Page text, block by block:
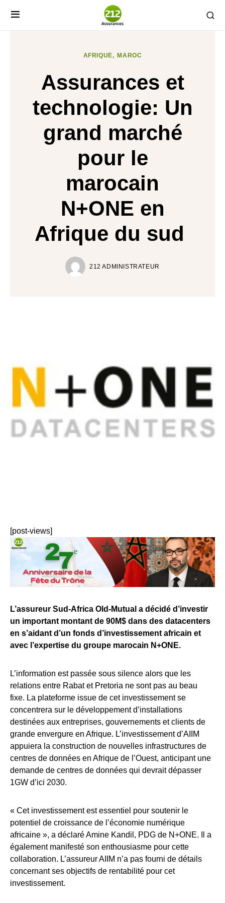
AFRIQUE MAROC
Assurances et
technologie: Un
grand marché
pour le
marocain
N+ONE en
Afrique du sud
212 ADMINISTRATEUR
[post-views]
L’assureur Sud-Africa Old-Mutual a décidé d’investir
un important montant de 90M$ dans des datacenters
en s’aidant d’un fonds d’investissement africain et
avec l’expertise du groupe marocain N+ONE.
L’information est passée sous silence alors que les
relations entre Rabat et Pretoria ne sont pas au beau
fixe. La plateforme issue de cet investissement se
concentrera sur le développement d’installations
destinées aux entreprises, gouvernements et clients de
grande envergure en Afrique. L’investissement d’AIIM
appuiera la construction de nouvelles infrastructures de
centres de données en Afrique de l’Ouest, anticipant une
demande de centres de données qui devrait dépasser
1GW d’ici 2030.
« Cet investissement est essentiel pour soutenir le
potentiel de croissance de l’économie numérique
africaine », a déclaré Amine Kandil, PDG de N+ONE. Il a
également manifesté son enthousiasme pour cette
collaboration. L’assureur AIIM n’a pas fourni de détails
concernant ses objectifs de rentabilité pour cet
investissement.